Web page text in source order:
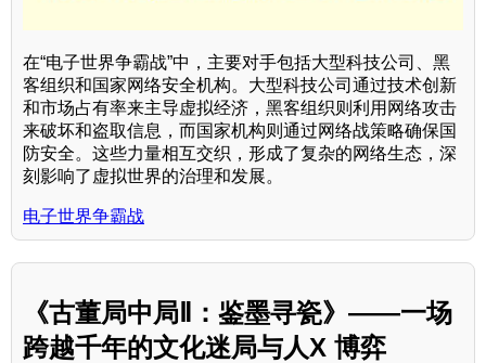
在“电子世界争霸战”中，主要对手包括大型科技公司、黑
客组织和国家网络安全机构。大型科技公司通过技术创新
和市场占有率来主导虚拟经济，黑客组织则利用网络攻击
来破坏和盗取信息，而国家机构则通过网络战策略确保国
防安全。这些力量相互交织，形成了复杂的网络生态，深
刻影响了虚拟世界的治理和发展。
电子世界争霸战
《古董局中局Ⅱ：鉴墨寻瓷》——一场
跨越千年的文化迷局与人X 博弈